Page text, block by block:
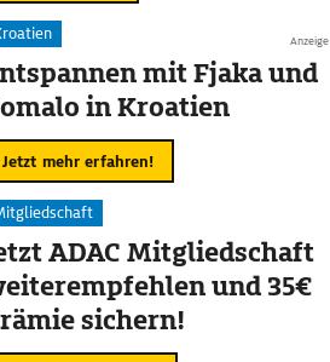
Anzeige
mit Fjaka und
in Kroatien
Jetzt mehr erfahren!
ADAC Mitgliedschaft
und 35€
sichern!